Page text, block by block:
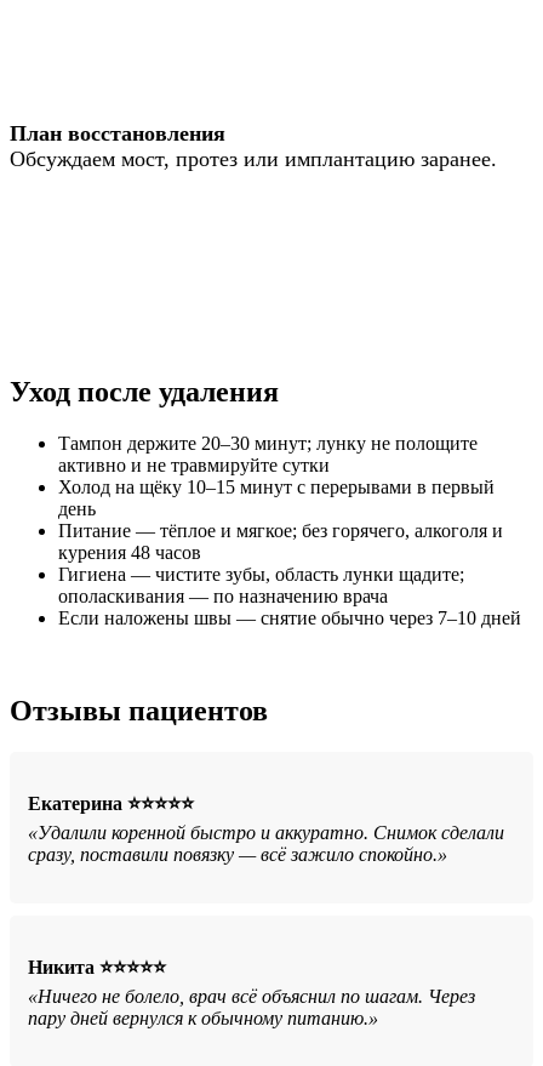
План восстановления
Обсуждаем мост, протез или имплантацию заранее.
Уход после удаления
Тампон держите 20–30 минут; лунку не полощите
активно и не травмируйте сутки
Холод на щёку 10–15 минут с перерывами в первый
день
Питание — тёплое и мягкое; без горячего, алкоголя и
курения 48 часов
Гигиена — чистите зубы, область лунки щадите;
ополаскивания — по назначению врача
Если наложены швы — снятие обычно через 7–10 дней
Отзывы пациентов
Екатерина ⭐⭐⭐⭐⭐
«Удалили коренной быстро и аккуратно. Снимок сделали
сразу, поставили повязку — всё зажило спокойно.»
Никита ⭐⭐⭐⭐⭐
«Ничего не болело, врач всё объяснил по шагам. Через
пару дней вернулся к обычному питанию.»